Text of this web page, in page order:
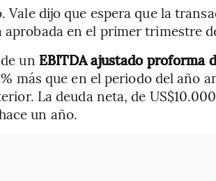
dijo que espera que la
en el primer trimestre
un EBITDA ajustado proforma
más que en el periodo del año
La deuda neta, de
un año.